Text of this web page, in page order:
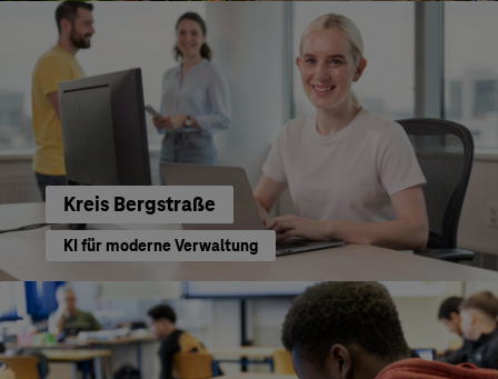
Kreis Bergstraße
KI für moderne Verwaltung